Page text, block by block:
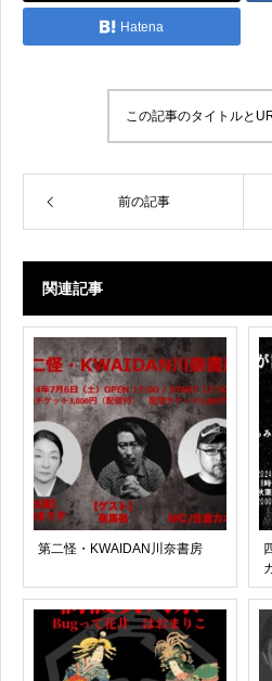
Hatena
この記事のタイトルと
前の記事
関連記事
第二怪・KWAIDAN川奈書房